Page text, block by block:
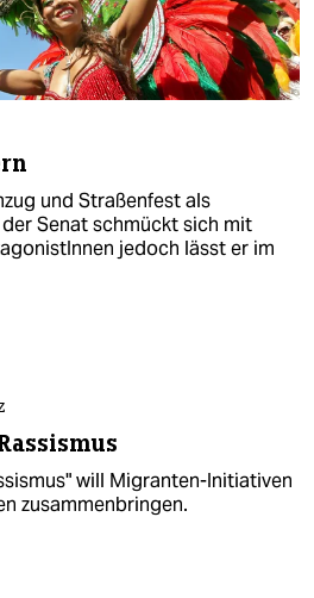
und Straßenfest als
Senat schmückt sich mit
jedoch lässt er im
will Migranten-Initiativen
zusammenbringen.